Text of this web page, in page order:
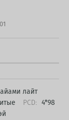
лайт
PCD: 4*98